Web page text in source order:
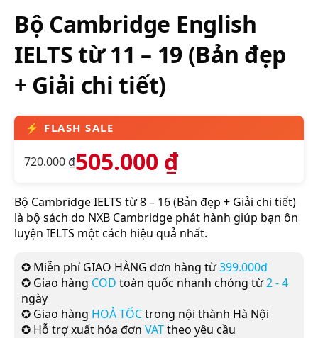
Bộ Cambridge English
IELTS từ 11 – 19 (Bản đẹp
+ Giải chi tiết)
720.000₫505.000 ₫
Bộ Cambridge IELTS từ 8 – 16 (Bản đẹp + Giải chi tiết)
là bộ sách do NXB Cambridge phát hành giúp bạn ôn
luyện IELTS một cách hiệu quả nhất.
✪ Miễn phí GIAO HÀNG đơn hàng từ399.000đ
✪ Giao hàng COD toàn quốc nhanh chóng từ2 - 4
ngày
✪ Giao hàng HOẢ TỐCtrong nội thành Hà Nội
✪ Hỗ trợ xuất hóa đơn VATtheo yêu cầu